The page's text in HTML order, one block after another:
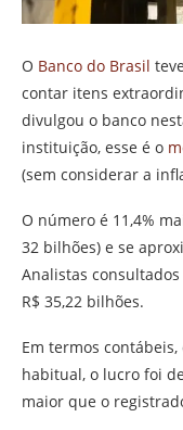
O Banco do Brasil
contar itens
divulgou o banco
instituição, esse é o
(sem considerar a
O número é 11,4%
32 bilhões) e se
Analistas
R$ 35,22 bilhões.
Em termos
habitual, o lucro foi
maior que o